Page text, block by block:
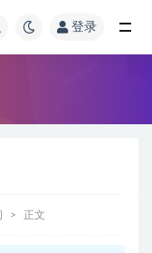
登录
正文